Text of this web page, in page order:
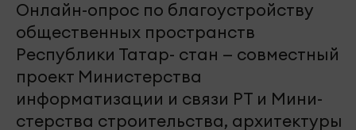
Онлайн-опрос по благоустройству
общественных пространств
Республики Татар- стан — совместный
проект Министерства
информатизации и связи РТ и Мини-
стерства строительства, архитектуры